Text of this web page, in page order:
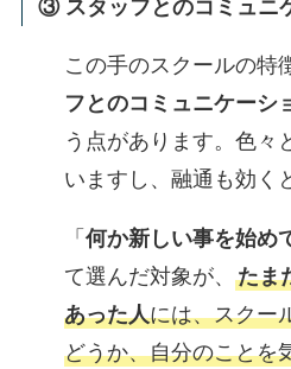
③ スタッフとのコミュニ
この手のスクールの特
フとのコミュニケーシ
う点があります。色々
いますし、融通も効く
「 何か新しい事を始め
て選んだ対象が、 たま
あった人には、スクー
どうか、自分のことを